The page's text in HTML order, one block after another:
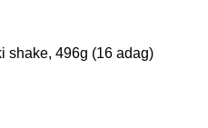
shake, 496g (16 adag)